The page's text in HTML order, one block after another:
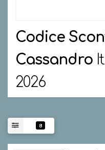
Codice
Cassandro
2026
8